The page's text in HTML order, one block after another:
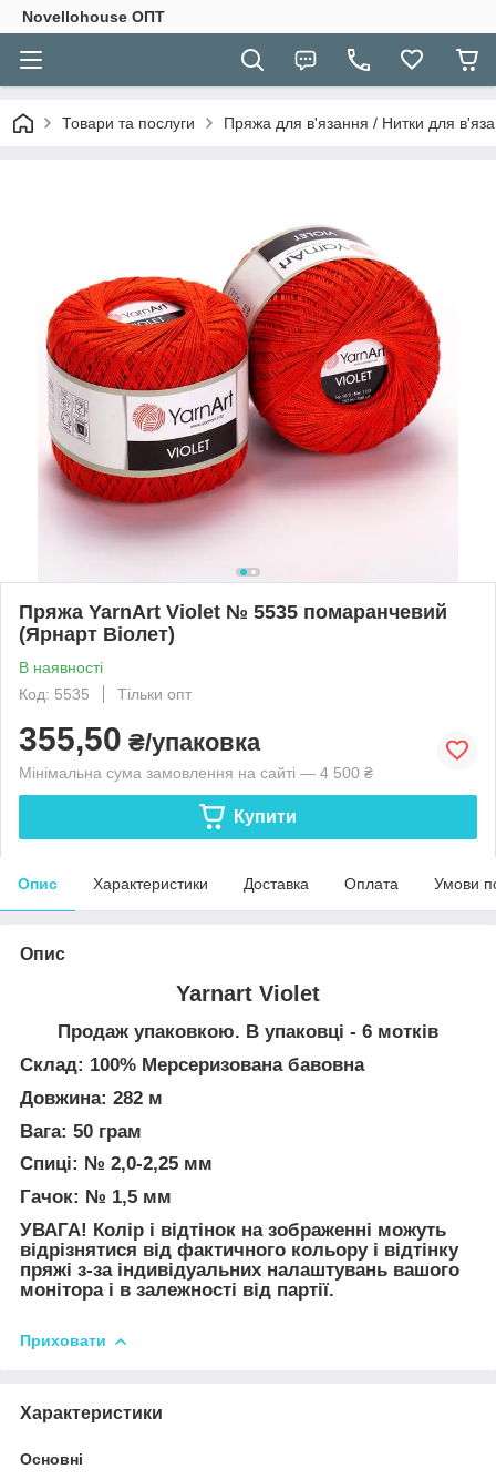
Novellohouse ОПТ
Товари та послуги Пряжа для в'язання / Нитки для
Пряжа YarnArt Violet № 5535 помаранчевий
(Ярнарт Віолет)
В наявності
Код: 5535
Тільки опт
355,50 ₴/упаковка
Мінімальна сума замовлення на сайті — 4 500 ₴
Купити
Опис Характеристики Доставка Оплата Умови
Опис
Yarnart Violet
Продаж упаковкою. В упаковці - 6 мотків
Склад: 100% Мерсеризована бавовна
Довжина: 282 м
Вага: 50 грам
Спиці: № 2,0-2,25 мм
Гачок: № 1,5 мм
УВАГА! Колір і відтінок на зображенні можуть
відрізнятися від фактичного кольору і відтінку
пряжі з-за індивідуальних налаштувань вашого
монітора і в залежності від партії.
Приховати
Характеристики
Основні